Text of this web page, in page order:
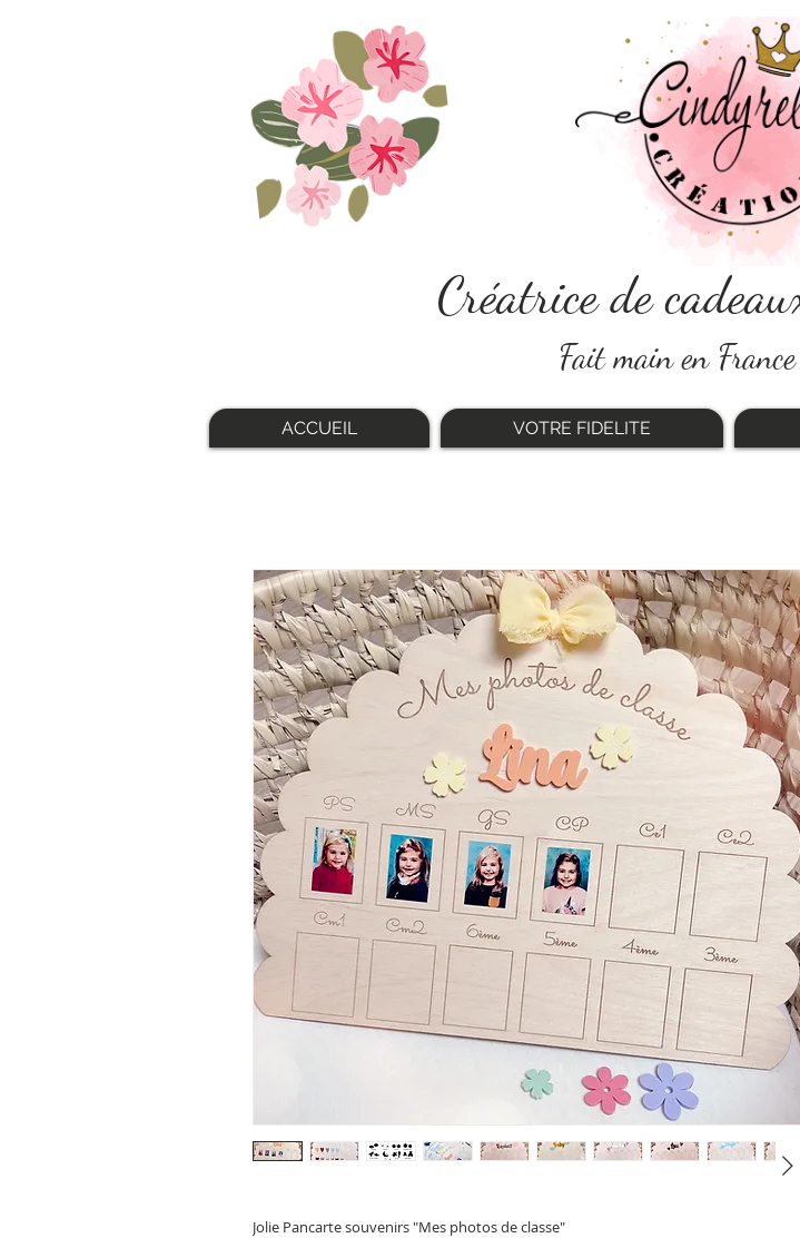
Créatrice de
Fait main en
ACCUEIL VOTRE FIDELITE
Jolie Pancarte souvenirs "Mes photos de classe"